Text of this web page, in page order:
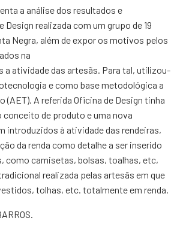
a análise dos resultados e
realizada com um grupo de 19
Negra, além de expor os motivos pelos
na
a atividade das artesãs. Para tal, utilizou-
e como base metodológica a
(AET). A referida Oficina de Design tinha
de produto e uma nova
introduzidos à atividade das rendeiras,
da renda como detalhe a ser inserido
como camisetas, bolsas, toalhas, etc,
realizada pelas artesãs em que
tolhas, etc. totalmente em renda.